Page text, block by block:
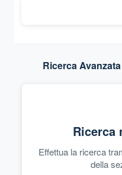
Ricerca Avanzata
Ricerca
Effettua la ricerca
della